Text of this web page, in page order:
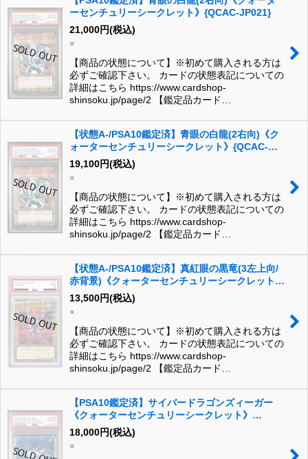
ーセンチュリーシークレット》{QCAC-JP021}
21,000円(税込)
×
【商品の状態について】※初めて購入される方は
必ずご確認下さい。 カードの状態表記についての
詳細はこちら https://www.cardshop-
shinsoku.jp/page/2 【鑑定品カード…
【状態A-/PSA10鑑定済】青眼の白龍(2右向)《ク
ォーターセンチュリーシークレット》{QCAC-
JP021}
19,100円(税込)
×
【商品の状態について】※初めて購入される方は
必ずご確認下さい。 カードの状態表記についての
詳細はこちら https://www.cardshop-
shinsoku.jp/page/2 【鑑定品カード…
【状態A-/PSA10鑑定済】真紅眼の黒竜(3左上向/
赤背景)《クォーターセンチュリーシークレット》
{QCAC-JP022}
13,500円(税込)
×
【商品の状態について】※初めて購入される方は
必ずご確認下さい。 カードの状態表記についての
詳細はこちら https://www.cardshop-
shinsoku.jp/page/2 【鑑定品カード…
【PSA10鑑定済】サイバードラゴンズィーガー
《クォーターセンチュリーシークレット》
{QCCP-JP027}
18,000円(税込)
×